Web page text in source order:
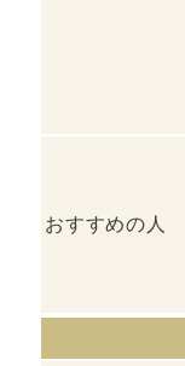
おすすめの人